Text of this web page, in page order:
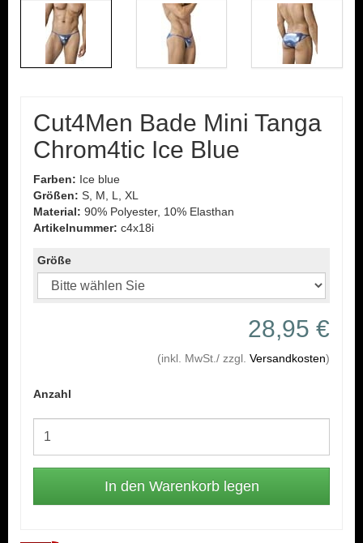
Cut4Men Bade Mini Tanga
Chrom4tic Ice Blue
Farben: Ice blue
Größen: S, M, L, XL
Material: 90% Polyester, 10% Elasthan
Artikelnummer: c4x18i
Größe
28,95 €
(inkl. MwSt./ zzgl. Versandkosten)
Anzahl